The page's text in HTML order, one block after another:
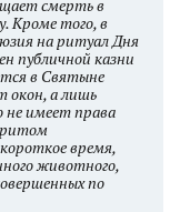
смерть в
Кроме того, в
на ритуал Дня
публичной казни
в Святыне
окон, а лишь
не имеет права
время,
животного,
по